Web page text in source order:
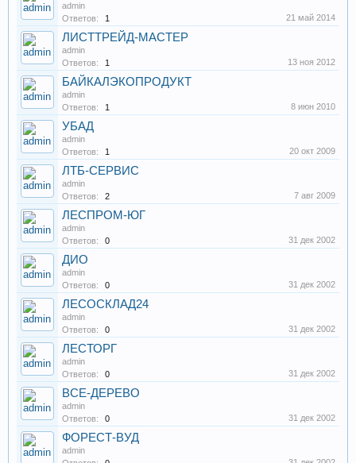
admin
Ответов:
1 21 май 2014
ЛИСТТРЕЙД-МАСТЕР
admin
Ответов:
1 13 ноя 2012
БАЙКАЛЭКОПРОДУКТ
admin
Ответов:
1 8 июн 2010
УБАД
admin
Ответов:
1 20 окт 2009
ЛТБ-СЕРВИС
admin
Ответов:
2 7 авг 2009
ЛЕСПРОМ-ЮГ
admin
Ответов:
0 31 дек 2002
ДИО
admin
Ответов:
0 31 дек 2002
ЛЕСОСКЛАД24
admin
Ответов:
0 31 дек 2002
ЛЕСТОРГ
admin
Ответов:
0 31 дек 2002
ВСЕ-ДЕРЕВО
admin
Ответов:
0 31 дек 2002
ФОРЕСТ-ВУД
admin